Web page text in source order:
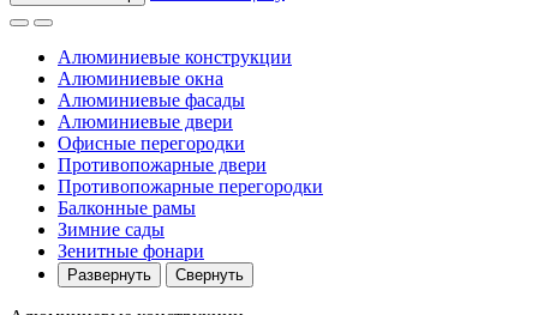
Алюминиевые конструкции
Алюминиевые окна
Алюминиевые фасады
Алюминиевые двери
Офисные перегородки
Противопожарные двери
Противопожарные перегородки
Балконные рамы
Зимние сады
Зенитные фонари
Развернуть Свернуть